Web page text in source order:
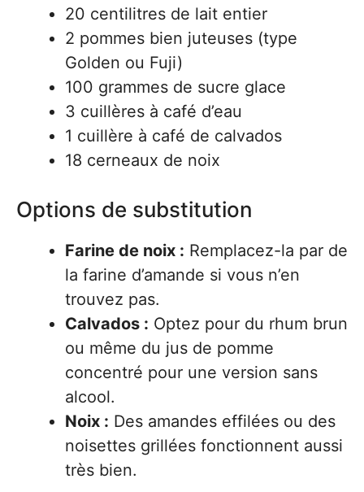
20 centilitres de lait entier
2 pommes bien juteuses (type
Golden ou Fuji)
100 grammes de sucre glace
3 cuillères à café d’eau
1 cuillère à café de calvados
18 cerneaux de noix
Options de substitution
Farine de noix : Remplacez-la par de
la farine d’amande si vous n’en
trouvez pas.
Calvados : Optez pour du rhum brun
ou même du jus de pomme
concentré pour une version sans
alcool.
Noix : Des amandes effilées ou des
noisettes grillées fonctionnent aussi
très bien.